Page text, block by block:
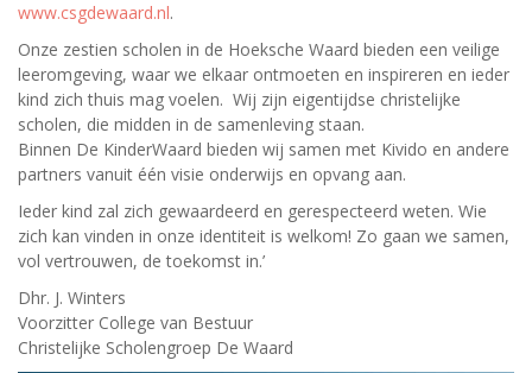
www.csgdewaard.nl.
Onze zestien scholen in de Hoeksche Waard bieden een veilige
leeromgeving, waar we elkaar ontmoeten en inspireren en ieder
kind zich thuis mag voelen. Wij zijn eigentijdse christelijke
scholen, die midden in de samenleving staan.
Binnen De KinderWaard bieden wij samen met Kivido en andere
partners vanuit één visie onderwijs en opvang aan.
Ieder kind zal zich gewaardeerd en gerespecteerd weten. Wie
zich kan vinden in onze identiteit is welkom! Zo gaan we samen,
vol vertrouwen, de toekomst in.’
Dhr. J. Winters
Voorzitter College van Bestuur
Christelijke Scholengroep De Waard